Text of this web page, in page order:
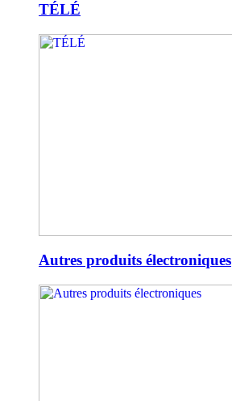
TÉLÉ
Autres produits électroniques